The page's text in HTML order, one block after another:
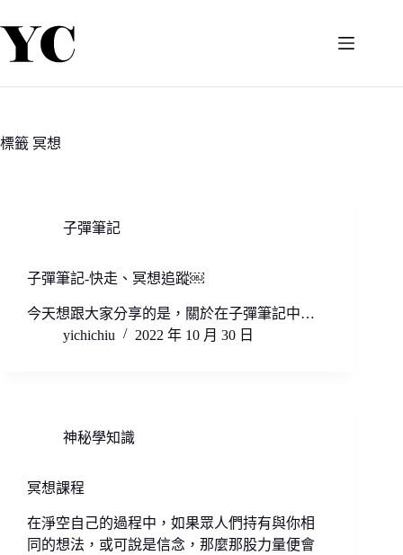
至
標籤 冥想
子彈筆記
子彈筆記-快走、冥想追蹤￼
今天想跟大家分享的是，關於在子彈筆記中…
yichichiu
2022 年 10 月 30 日
神秘學知識
冥想課程
在淨空自己的過程中，如果眾人們持有與你相
同的想法，或可說是信念，那麼那股力量便會